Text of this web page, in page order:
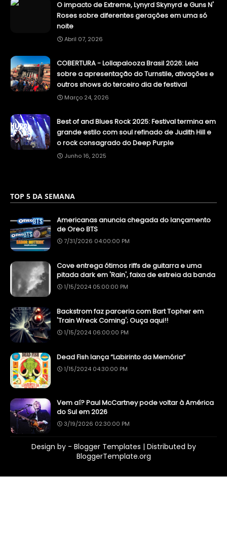
O impacto de Extreme, Lynyrd Skynyrd e Guns N'
Roses sobre diferentes gerações em uma só
noite
Abril 07, 2026
COBERTURA - Lollapalooza Brasil 2026: Leia
sobre a apresentação do Turnstile, ativações e
outros shows do terceiro dia de festival
Março 24, 2026
Best of and Blues Rock 2025: Festival termina em
grande estilo com soul refinado de Judith Hill e
o rock consagrado do Deep Purple
Junho 16, 2025
TOP 5 DA SEMANA
Americanas anuncia chegada do lançamento
de Oreo BTS
7/31/2026 04:00:00 PM
Cove entrega ótimos riffs de guitarra e uma
pitada dark em 'Rain', faixa de estreia da banda
1/15/2024 05:00:00 PM
Backstrom faz parceria com Bart Topher em
'Train Wreck Coming'; Ouça aqui!!
1/15/2024 06:00:00 PM
Dead Fish lança “Labirinto da Memória”
1/15/2024 04:30:00 PM
Vem aí? Paul McCartney pode voltar à América
do Sul em 2026
3/19/2026 02:30:00 PM
Design by - Blogger Templates | Distributed by
BloggerTemplate.org